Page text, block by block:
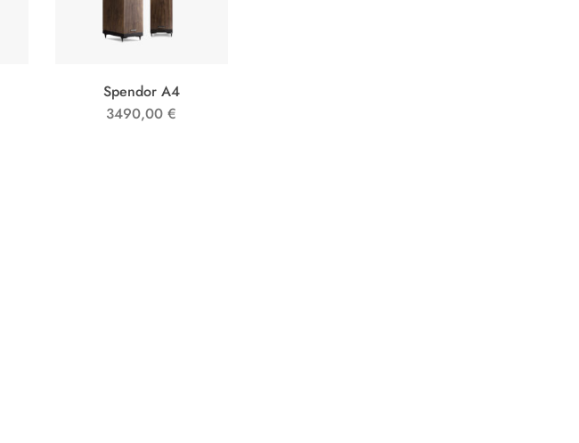
Spendor A4
3490,00€